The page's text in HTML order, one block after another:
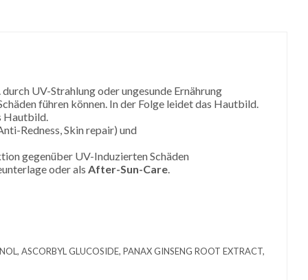
UV-Strahlung oder ungesunde Ernährung
führen können. In der Folge leidet das Hautbild.
Hautbild.
Redness, Skin repair) und
gegenüber UV-Induzierten Schäden
oder als After-Sun-Care.
ASCORBYL GLUCOSIDE, PANAX GINSENG ROOT EXTRACT,